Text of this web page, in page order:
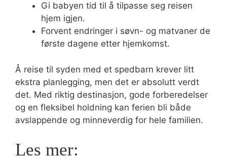
Gi babyen tid til å tilpasse seg reisen
hjem igjen.
Forvent endringer i søvn- og matvaner de
første dagene etter hjemkomst.
Å reise til syden med et spedbarn krever litt
ekstra planlegging, men det er absolutt verdt
det. Med riktig destinasjon, gode forberedelser
og en fleksibel holdning kan ferien bli både
avslappende og minneverdig for hele familien.
Les mer: